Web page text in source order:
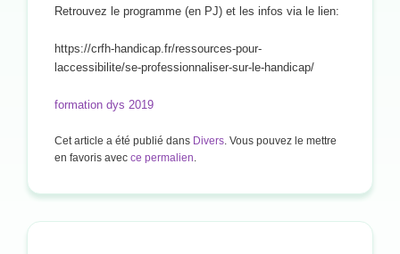
Retrouvez le programme (en PJ) et les infos via le lien:
https://crfh-handicap.fr/ressources-pour-
laccessibilite/se-professionnaliser-sur-le-handicap/
formation dys 2019
Cet article a été publié dans Divers. Vous pouvez le mettre
en favoris avec ce permalien.